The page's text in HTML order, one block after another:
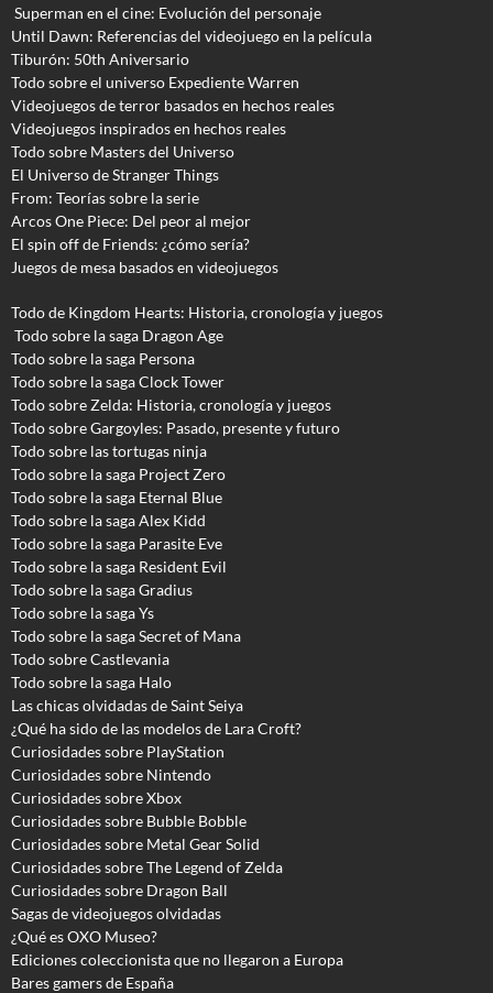
Superman en el cine: Evolución del personaje
Until Dawn: Referencias del videojuego en la película
Tiburón: 50th Aniversario
Todo sobre el universo Expediente Warren
Videojuegos de terror basados en hechos reales
Videojuegos inspirados en hechos reales
Todo sobre Masters del Universo
El Universo de Stranger Things
From: Teorías sobre la serie
Arcos One Piece: Del peor al mejor
El spin off de Friends: ¿cómo sería?
Juegos de mesa basados en videojuegos
Todo de Kingdom Hearts: Historia, cronología y juegos
Todo sobre la saga Dragon Age
Todo sobre la saga Persona
Todo sobre la saga Clock Tower
Todo sobre Zelda: Historia, cronología y juegos
Todo sobre Gargoyles: Pasado, presente y futuro
Todo sobre las tortugas ninja
Todo sobre la saga Project Zero
Todo sobre la saga Eternal Blue
Todo sobre la saga Alex Kidd
Todo sobre la saga Parasite Eve
Todo sobre la saga Resident Evil
Todo sobre la saga Gradius
Todo sobre la saga Ys
Todo sobre la saga Secret of Mana
Todo sobre Castlevania
Todo sobre la saga Halo
Las chicas olvidadas de Saint Seiya
¿Qué ha sido de las modelos de Lara Croft?
Curiosidades sobre PlayStation
Curiosidades sobre Nintendo
Curiosidades sobre Xbox
Curiosidades sobre Bubble Bobble
Curiosidades sobre Metal Gear Solid
Curiosidades sobre The Legend of Zelda
Curiosidades sobre Dragon Ball
Sagas de videojuegos olvidadas
¿Qué es OXO Museo?
Ediciones coleccionista que no llegaron a Europa
Bares gamers de España